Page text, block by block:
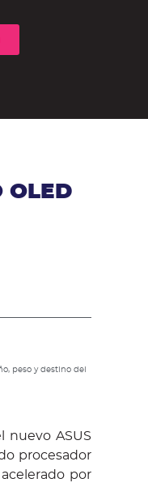
OLED
peso y destino del
nuevo ASUS
procesador
por